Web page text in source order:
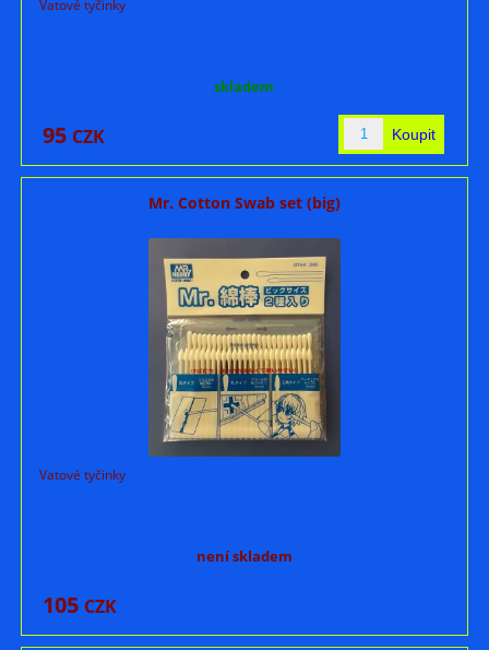
Vatové tyčinky
skladem
95 CZK
Mr. Cotton Swab set (big)
Vatové tyčinky
není skladem
105 CZK